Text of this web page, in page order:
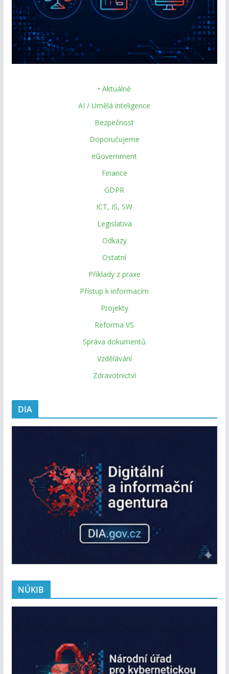
• Aktuálně
AI / Umělá inteligence
Bezpečnost
Doporučujeme
eGovernment
Finance
GDPR
ICT, IS, SW
Legislativa
Odkazy
Ostatní
Příklady z praxe
Přístup k informacím
Projekty
Reforma VS
Správa dokumentů
Vzdělávání
Zdravotnictví
DIA
NÚKIB